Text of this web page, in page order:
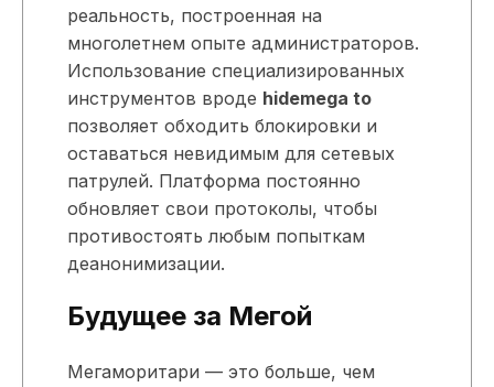
реальность, построенная на
многолетнем опыте администраторов.
Использование специализированных
инструментов вроде hidemega to
позволяет обходить блокировки и
оставаться невидимым для сетевых
патрулей. Платформа постоянно
обновляет свои протоколы, чтобы
противостоять любым попыткам
деанонимизации.
Будущее за Мегой
Мегаморитари — это больше, чем